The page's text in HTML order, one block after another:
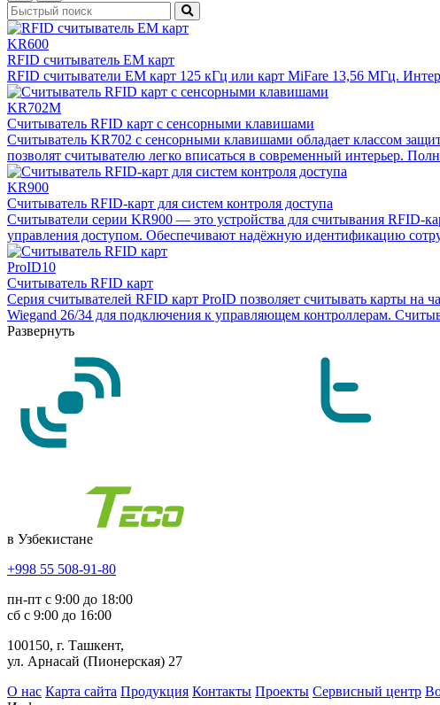
KR600
RFID считыватель EM карт
RFID считыватели EM карт 125 кГц или карт MiFare 13,56 МГц.
KR702M
Считыватель RFID карт с сенсорными клавишами
Считыватель KR702 с сенсорными клавишами обладает классом
позволят считывателю легко вписаться в современный интерьер.
KR900
Считыватель RFID-карт для систем контроля доступа
Считыватели серии KR900 — это устройства для считывания RFID-
управления доступом. Обеспечивают надёжную идентификацию
ProID10
Считыватель RFID карт
Серия считывателей RFID карт ProID позволяет считывать карты
Wiegand 26/34 для подключения к управляющем контроллерам.
Развернуть
в Узбекистане
+998 55 508-91-80
пн-пт с 9:00 до 18:00
сб с 9:00 до 16:00
100150, г. Ташкент,
ул. Арнасай (Пионерская) 27
О нас Карта сайта Продукция Контакты Проекты Сервисный центр